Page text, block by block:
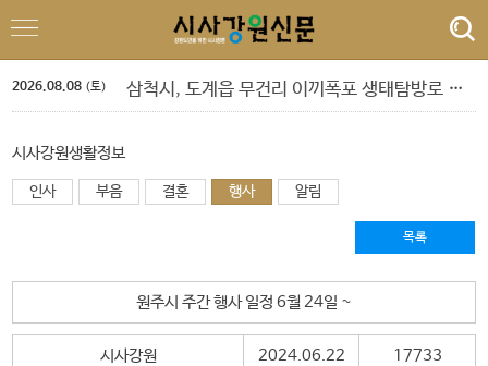
2026.08.08 (토)
정선군, 아우라지 뗏목 및 막걸리 축제
삼척시, 도계읍 무건리 이끼폭포 생태탐방로 전면 통제
강은선, 장분남, 최원규 '3인 전시회'
속초 해수욕장, 강원 동해안 방문객 감소 속 ‘역주행’ 인기
시사강원생활정보
인사 부음 결혼 행사 알림
목록
원주시 주간 행사 일정 6월 24일 ~
시사강원 2024.06.22 17733